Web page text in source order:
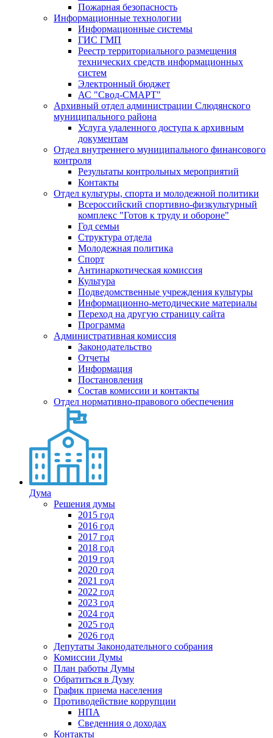
Пожарная безопасность
Информационные технологии
Информационные системы
ГИС ГМП
Реестр территориального размещения
технических средств информационных
систем
Электронный бюджет
АС "Свод-СМАРТ"
Архивный отдел администрации Слюдянского
муниципального района
Услуга удаленного доступа к архивным
документам
Отдел внутреннего муниципального финансового
контроля
Результаты контрольных мероприятий
Контакты
Отдел культуры, спорта и молодежной политики
Всероссийский спортивно-физкультурный
комплекс "Готов к труду и обороне"
Год семьи
Структура отдела
Молодежная политика
Спорт
Антинаркотическая комиссия
Культура
Подведомственные учреждения культуры
Информационно-методические материалы
Переход на другую страницу сайта
Программа
Административная комиссия
Законодательство
Отчеты
Информация
Постановления
Состав комиссии и контакты
Отдел нормативно-правового обеспечения
Дума
Решения думы
2015 год
2016 год
2017 год
2018 год
2019 год
2020 год
2021 год
2022 год
2023 год
2024 год
2025 год
2026 год
Депутаты Законодательного собрания
Комиссии Думы
План работы Думы
Обратиться в Думу
График приема населения
Противодействие коррупции
НПА
Сведенния о доходах
Контакты